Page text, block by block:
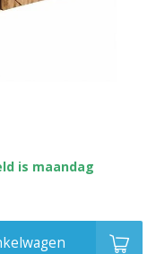
is maandag